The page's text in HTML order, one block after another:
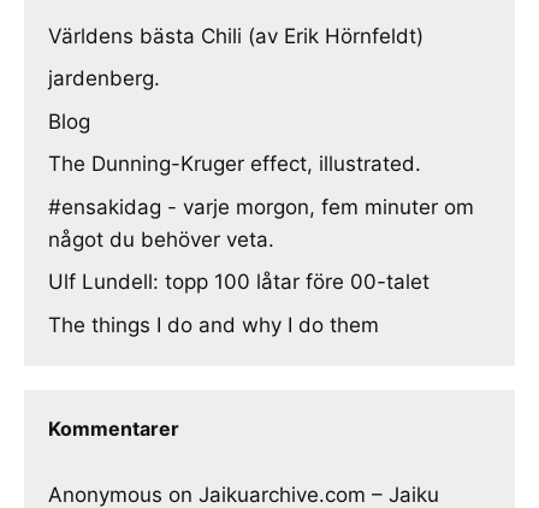
Världens bästa Chili (av Erik Hörnfeldt)
jardenberg.
Blog
The Dunning-Kruger effect, illustrated.
#ensakidag - varje morgon, fem minuter om
något du behöver veta.
Ulf Lundell: topp 100 låtar före 00-talet
The things I do and why I do them
Kommentarer
Anonymous on Jaikuarchive.com – Jaiku